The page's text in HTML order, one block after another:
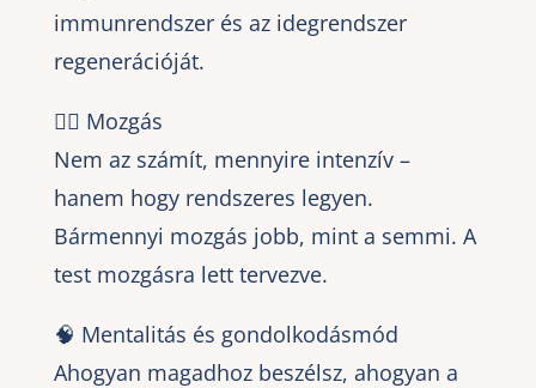
immunrendszer és az idegrendszer
regenerációját.
🚶‍♀️ Mozgás
Nem az számít, mennyire intenzív –
hanem hogy rendszeres legyen.
Bármennyi mozgás jobb, mint a semmi. A
test mozgásra lett tervezve.
🧠 Mentalitás és gondolkodásmód
Ahogyan magadhoz beszélsz, ahogyan a